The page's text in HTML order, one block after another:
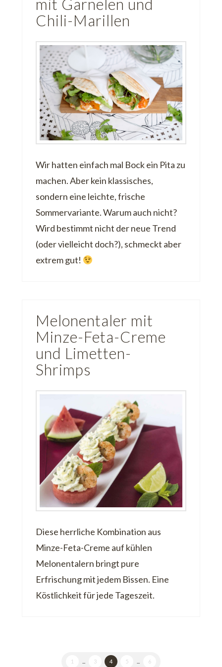
mit Garnelen und
Chili-Marillen
Wir hatten einfach mal Bock ein Pita zu
machen. Aber kein klassisches,
sondern eine leichte, frische
Sommervariante. Warum auch nicht?
Wird bestimmt nicht der neue Trend
(oder vielleicht doch?), schmeckt aber
extrem gut!
Melonentaler mit
Minze-Feta-Creme
und Limetten-
Shrimps
Diese herrliche Kombination aus
Minze-Feta-Creme auf kühlen
Melonentalern bringt pure
Erfrischung mit jedem Bissen. Eine
Köstlichkeit für jede Tageszeit.
1 3 4 5 6